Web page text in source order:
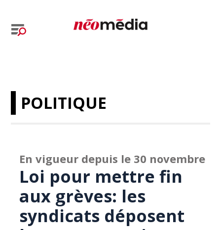
POLITIQUE
En vigueur depuis le 30 novembre
Loi pour mettre fin
aux grèves: les
syndicats déposent